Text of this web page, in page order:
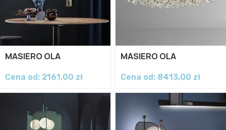
MASIERO OLA
Cena od: 2161,00 zł
MASIERO OLA
Cena od: 8413,00 zł